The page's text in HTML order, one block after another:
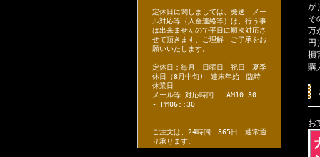
が
そ
万
円
損
購
お
定休日に関しましては、発送 メー
ル対応等（入金連絡等）は、行う事
は出来ませんので平日に順次対応さ
せて頂きます、ご理解 ご了承をお
願いいたします。
定休日：毎月 日曜日 祝日 夏季
休日（8月中旬) 連末年始 臨時
休業日
メール等 対応時間 : AM10:30
- PM06::30
ご注文は、24時間 365日 通常通
り承ります。